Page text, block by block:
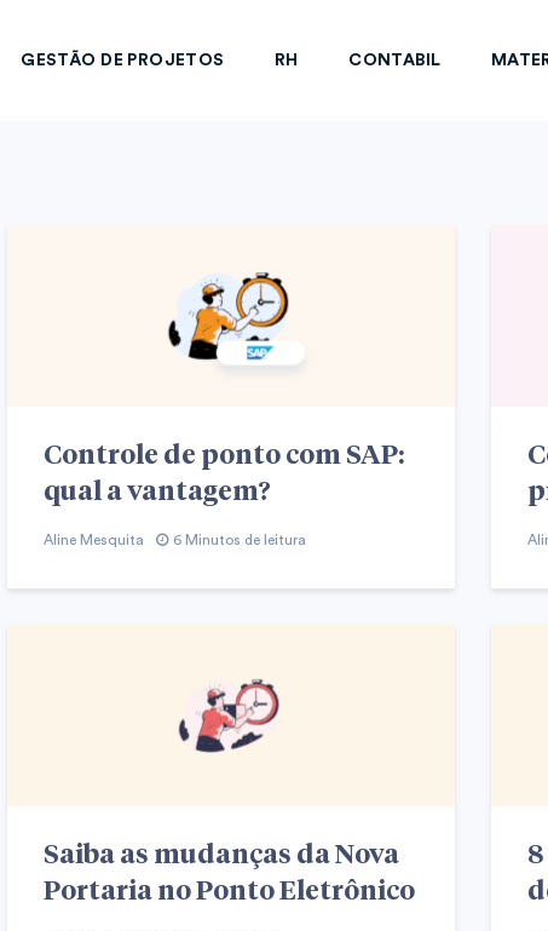
GESTÃO DE PROJETOS RH CONTABIL
Controle de ponto com SAP:
qual a vantagem?
Aline Mesquita 6 Minutos de leitura
Saiba as mudanças da Nova
Portaria no Ponto Eletrônico